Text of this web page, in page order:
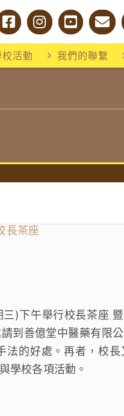
活動 我們的聯繫
)下午舉行校長茶座
到善億堂中醫藥有限
的好處。再者，校
學校各項活動。